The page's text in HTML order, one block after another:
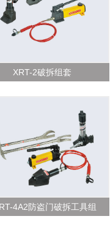
XRT-2破拆组套
4A2防盗门破拆工具组